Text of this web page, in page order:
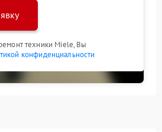
техники Miele, Вы
конфиденциальности